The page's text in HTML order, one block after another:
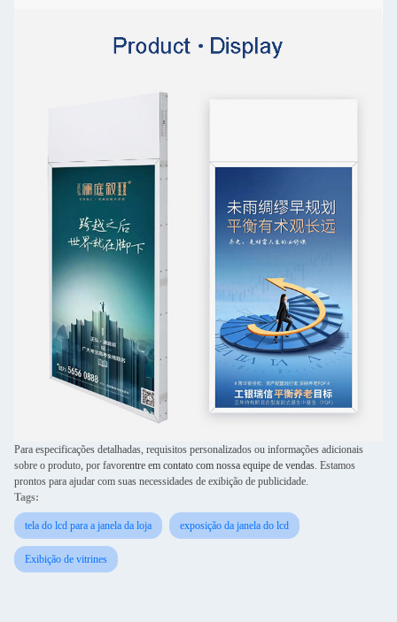
Para especificações detalhadas, requisitos personalizados ou informações adicionais
sobre o produto, por favorentre em contato com nossa equipe de vendas. Estamos
prontos para ajudar com suas necessidades de exibição de publicidade.
Tags:
tela do lcd para a janela da loja exposição da janela do lcd
Exibição de vitrines